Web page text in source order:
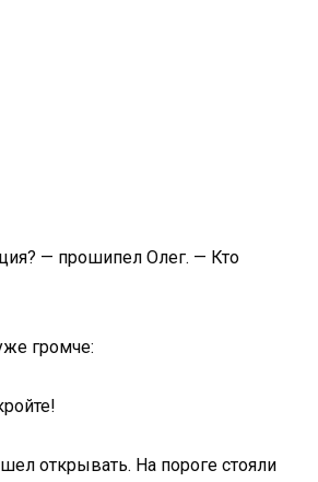
— прошипел Олег. — Кто
громче:
открывать. На пороге стояли